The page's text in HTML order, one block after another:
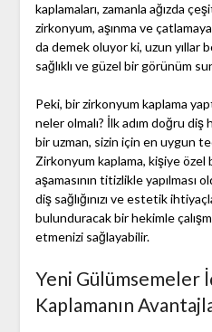
kaplamaları, zamanla ağızda
zirkonyum, aşınma ve
da demek oluyor ki, uzun yıllar
sağlıklı ve güzel bir görünüm
Peki, bir zirkonyum kaplama
neler olmalı? İlk adım doğru
bir uzman, sizin için en uygun
Zirkonyum kaplama, kişiye
aşamasının titizlikle yapılması
diş sağlığınızı ve estetik
bulunduracak bir hekimle
etmenizi sağlayabilir.
Yeni Gülümsemeler
Kaplamanın